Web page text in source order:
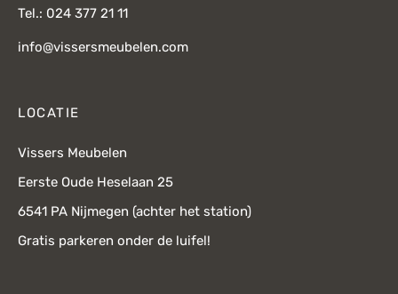
Tel.: 024 377 21 11
info@vissersmeubelen.com
LOCATIE
Vissers Meubelen
Eerste Oude Heselaan 25
6541 PA Nijmegen (achter het station)
Gratis parkeren onder de luifel!